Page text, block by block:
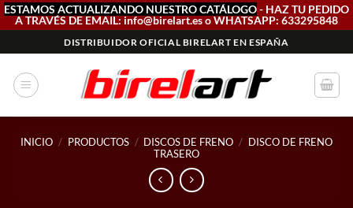
ESTAMOS ACTUALIZANDO NUESTRO CATÁLOGO- HAZ TU PEDIDO
A TRAVÉS DE EMAIL: info@birelart.es o WHATSAPP: 633295848
al
contenido
DISTRIBUIDOR OFICIAL BIRELART EN ESPAÑA
INICIO / PRODUCTOS / DISCOS DE FRENO / DISCO DE FRENO
TRASERO